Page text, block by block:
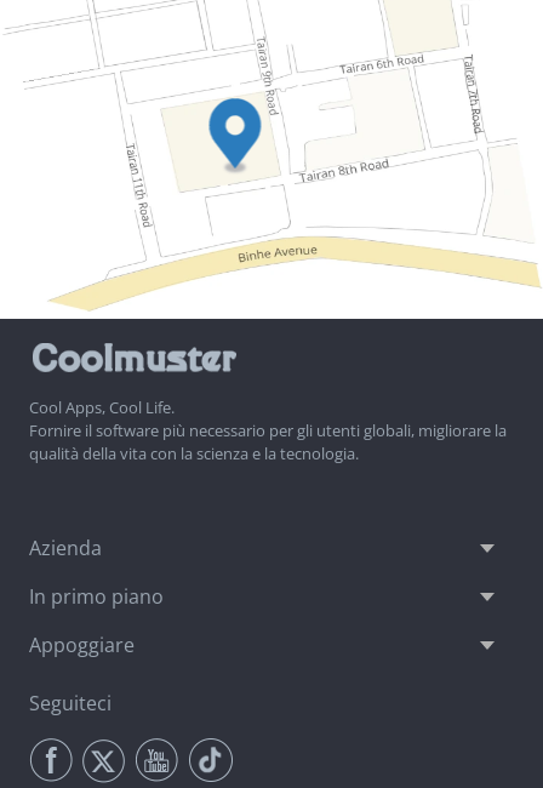
Cool Apps, Cool Life.
Fornire il software più necessario per gli utenti globali, migliorare la
qualità della vita con la scienza e la tecnologia.
Azienda
In primo piano
Appoggiare
Seguiteci